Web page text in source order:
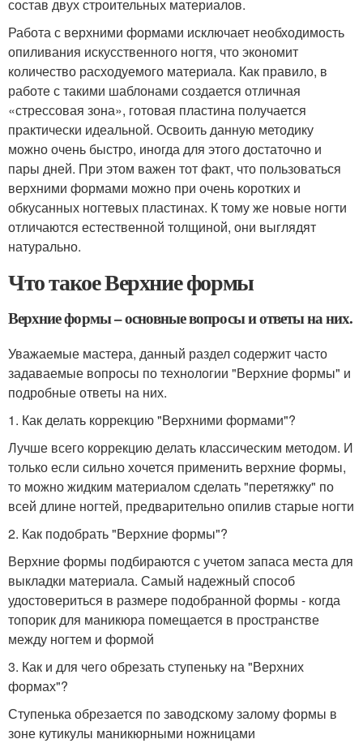
состав двух строительных материалов.
Работа с верхними формами исключает необходимость
опиливания искусственного ногтя, что экономит
количество расходуемого материала. Как правило, в
работе с такими шаблонами создается отличная
«стрессовая зона», готовая пластина получается
практически идеальной. Освоить данную методику
можно очень быстро, иногда для этого достаточно и
пары дней. При этом важен тот факт, что пользоваться
верхними формами можно при очень коротких и
обкусанных ногтевых пластинах. К тому же новые ногти
отличаются естественной толщиной, они выглядят
натурально.
Что такое Верхние формы
Верхние формы – основные вопросы и ответы на них.
Уважаемые мастера, данный раздел содержит часто
задаваемые вопросы по технологии "Верхние формы" и
подробные ответы на них.
1. Как делать коррекцию "Верхними формами"?
Лучше всего коррекцию делать классическим методом. И
только если сильно хочется применить верхние формы,
то можно жидким материалом сделать "перетяжку" по
всей длине ногтей, предварительно опилив старые ногти
2. Как подобрать "Верхние формы"?
Верхние формы подбираются с учетом запаса места для
выкладки материала. Самый надежный способ
удостовериться в размере подобранной формы - когда
топорик для маникюра помещается в пространстве
между ногтем и формой
3. Как и для чего обрезать ступеньку на "Верхних
формах"?
Ступенька обрезается по заводскому залому формы в
зоне кутикулы маникюрными ножницами